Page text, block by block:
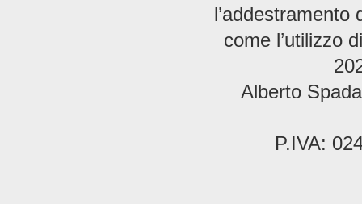
come l’utilizzo
Alberto
P.IVA: